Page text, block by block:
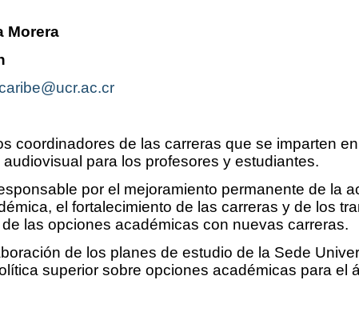
Morera
coordinadores de las carreras que se imparten
para los profesores y estudiantes.
por el mejoramiento permanente de la
el fortalecimiento de las carreras y de los
las opciones académicas con nuevas carreras.
de los planes de estudio de la Sede
superior sobre opciones académicas para el